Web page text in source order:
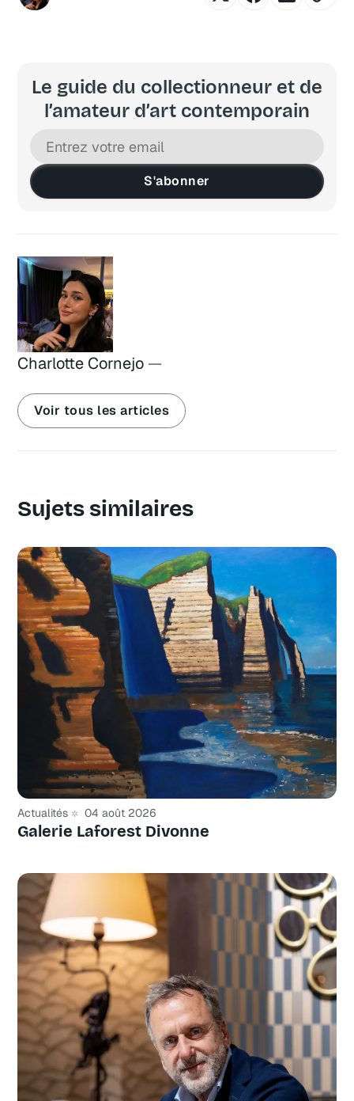
Le guide du collectionneur et de
l’amateur d’art contemporain
S'abonner
Charlotte Cornejo —
Voir tous les articles
Sujets similaires
Actualités 04 août 2026
Galerie Laforest Divonne